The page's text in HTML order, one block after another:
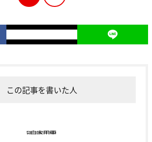
この記事を書いた人